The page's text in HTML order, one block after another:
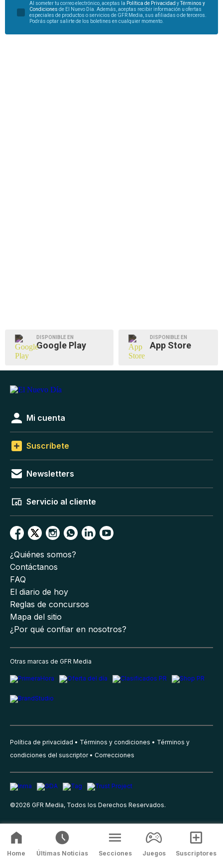
Al someter tu correo electrónico, aceptas la Política de Privacidad yTérminos y
Condiciones de El Nuevo Día. Además, aceptas recibir información u ofertas
especiales de productos o servicios de GFR Media, sus afiliadas o de terceros.
Podrás optar salirte de los boletines en cualquier momento.
DISPONIBLE EN
Google Play
DISPONIBLE EN
App Store
Mi cuenta
Suscríbete
Newsletters
Servicio al cliente
¿Quiénes somos?
Contáctanos
FAQ
El diario de hoy
Reglas de concursos
Mapa del sitio
¿Por qué confiar en nosotros?
Otras marcas de GFR Media
Política de privacidad Términos y condiciones
Términos y
condiciones del suscriptor
Correcciones
©2026 GFR Media, Todos los Derechos Reservados.
Home Últimas Noticias Secciones Juegos Suscriptores